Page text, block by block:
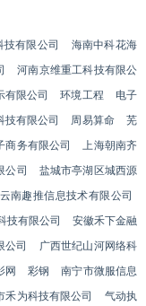
有限公司
海南中科花海
河南京维重工科技有限公
有限公司 环境工程
电子
技有限公司 周易算命
芜
商务有限公司
上海朝南齐
公司
盐城市亭湖区城西源
云南趣推信息技术有限公司
技有限公司
安徽禾下金融
公司
广西世纪山河网络科
网 彩钢
南宁市微服信息
禾为科技有限公司
气动执